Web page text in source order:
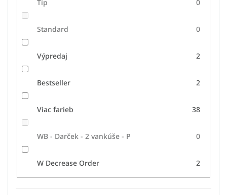
Tip 0
Standard 0
Výpredaj 2
Bestseller 2
Viac farieb 38
WB - Darček - 2 vankúše - P 0
W Decrease Order 2